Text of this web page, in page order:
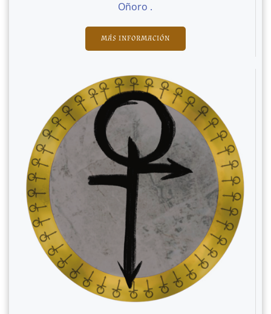
Oñoro .
MÁS INFORMACIÓN